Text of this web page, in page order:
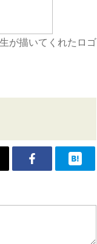
が描いてくれたロゴ